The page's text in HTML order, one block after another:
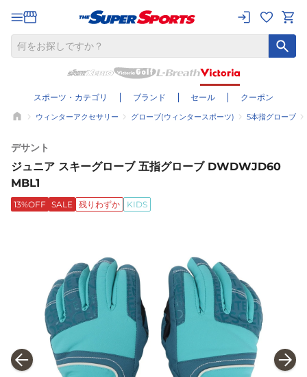
スポーツ・カテゴリ ブランド セール クーポン
ウィンターアクセサリー グローブ(ウィンタースポーツ) 5本指グローブ
デサント
ジュニア スキーグローブ 五指グローブ DWDWJD60
MBL1
13%OFF SALE 残りわずか KIDS